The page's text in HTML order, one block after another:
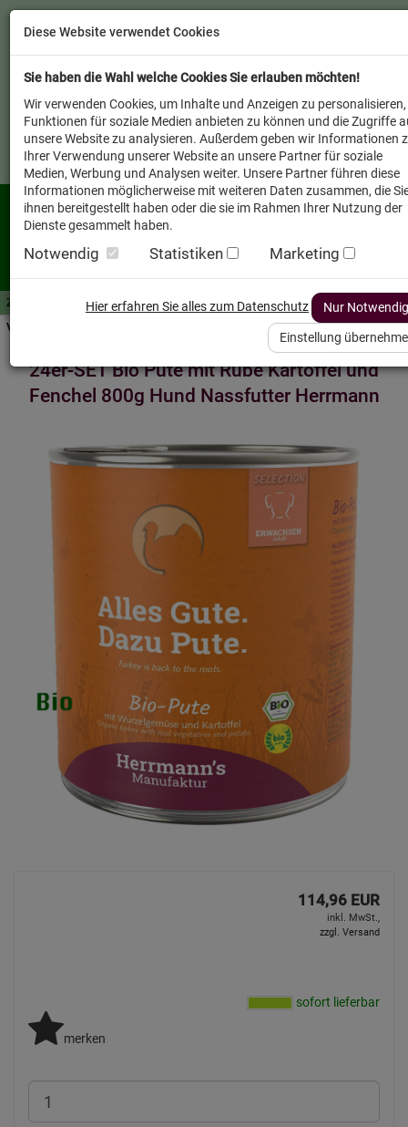
Zutaten A-Z Futterwissen mit Vorrat SPAREN AllesFinder
Service FAQ
Verkäufer vor Ort
24er-SET Bio Pute mit Rübe Kartoffel und
Fenchel 800g Hund Nassfutter Herrmann
114,96 EUR
inkl. MwSt.,
zzgl. Versand
sofort lieferbar
merken
Diese Website verwendet Cookies
Sie haben die Wahl welche Cookies Sie erlauben möchten!
Wir verwenden Cookies, um Inhalte und Anzeigen zu personalisieren,
Funktionen für soziale Medien anbieten zu können und die Zugriffe
unsere Website zu analysieren. Außerdem geben wir Informationen
Ihrer Verwendung unserer Website an unsere Partner für soziale
Medien, Werbung und Analysen weiter. Unsere Partner führen diese
Informationen möglicherweise mit weiteren Daten zusammen, die
ihnen bereitgestellt haben oder die sie im Rahmen Ihrer Nutzung der
Dienste gesammelt haben.
Notwendig Statistiken Marketing
Hier erfahren Sie alles zum Datenschutz Nur
Einstellung